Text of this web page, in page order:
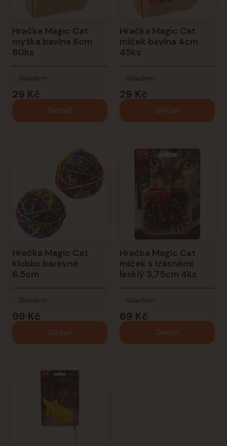
Hračka Magic Cat
myška bavlna 6cm
80ks
29 Kč
Skladem
Detail
Hračka Magic Cat
míček bavlna 4cm
45ks
29 Kč
Skladem
Detail
Hračka Magic Cat
klubko barevné
6,5cm
99 Kč
Skladem
Detail
Hračka Magic Cat
míček s třásněmi
lesklý 3,75cm 4ks
69 Kč
Skladem
Detail